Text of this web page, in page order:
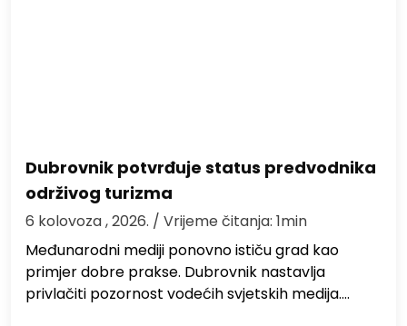
Dubrovnik potvrđuje status predvodnika
održivog turizma
6 kolovoza , 2026. / Vrijeme čitanja: 1min
Međunarodni mediji ponovno ističu grad kao
primjer dobre prakse. Dubrovnik nastavlja
privlačiti pozornost vodećih svjetskih medija.…